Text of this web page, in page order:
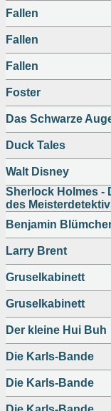
Fallen
Fallen
Fallen
Foster
Das Schwarze
Duck Tales
Walt Disney
Sherlock Holmes -
des
Benjamin
Larry Brent
Gruselkabinett
Gruselkabinett
Der kleine Hui Buh
Die Karls-Bande
Die Karls-Bande